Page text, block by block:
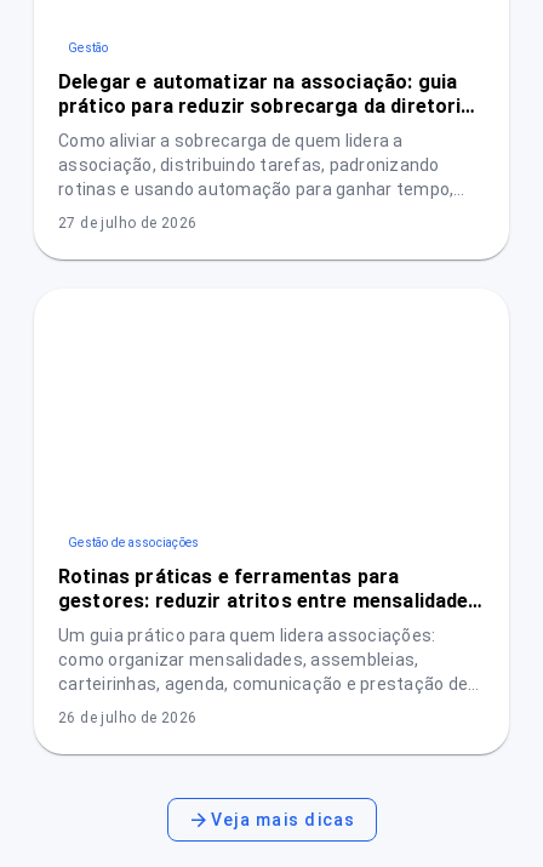
Gestão
Delegar e automatizar na associação: guia
prático para reduzir sobrecarga da diretoria
sem perder controle
Como aliviar a sobrecarga de quem lidera a
associação, distribuindo tarefas, padronizando
rotinas e usando automação para ganhar tempo,
reduzir erros e aumentar transparência.
27 de julho de 2026
Gestão de associações
Rotinas práticas e ferramentas para
gestores: reduzir atritos entre mensalidades,
assembleias e prestação de contas
Um guia prático para quem lidera associações:
como organizar mensalidades, assembleias,
carteirinhas, agenda, comunicação e prestação de
contas com menos conflitos e mais transparência.
26 de julho de 2026
Veja mais dicas